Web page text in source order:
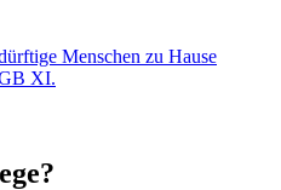
Menschen zu Hause
XI.
?